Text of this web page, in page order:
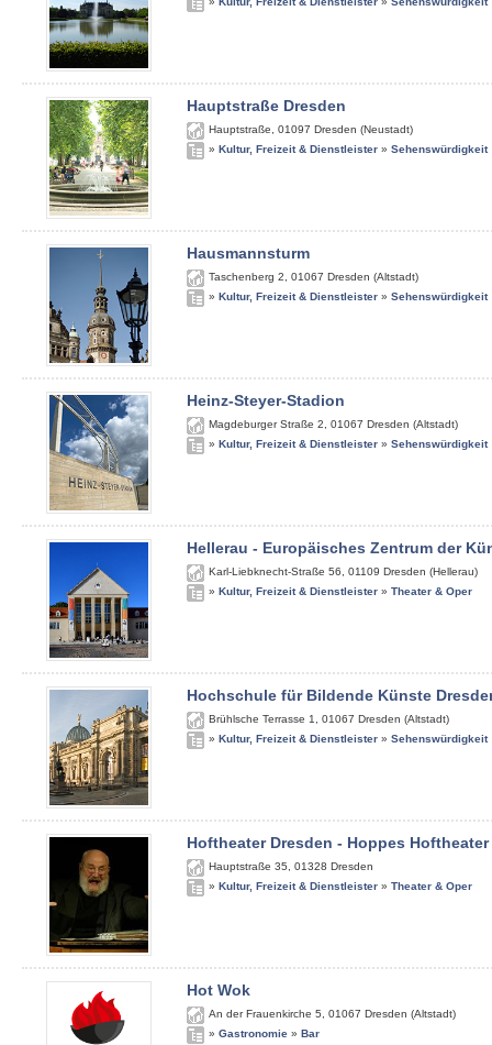
Hauptstraße Dresden
Hauptstraße 01097 Dresden (Neustadt)
» Kultur, Freizeit & Dienstleister » Sehenswürdigkeit
Hausmannsturm
Taschenberg 2 01067 Dresden (Altstadt)
» Kultur, Freizeit & Dienstleister » Sehenswürdigkeit
Heinz-Steyer-Stadion
Magdeburger Straße 2 01067 Dresden (Altstadt)
» Kultur, Freizeit & Dienstleister » Sehenswürdigkeit
Hellerau - Europäisches Zentrum der
Karl-Liebknecht-Straße 56 01109 Dresden (Hellerau)
» Kultur, Freizeit & Dienstleister » Theater & Oper
Hochschule für Bildende Künste
Brühlsche Terrasse 1 01067 Dresden (Altstadt)
» Kultur, Freizeit & Dienstleister » Sehenswürdigkeit
Hoftheater Dresden - Hoppes Hoftheater
Hauptstraße 35 01328 Dresden
» Kultur, Freizeit & Dienstleister » Theater & Oper
Hot Wok
An der Frauenkirche 5 01067 Dresden (Altstadt)
» Gastronomie » Bar